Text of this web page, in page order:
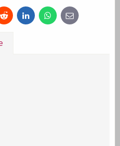
Reddit LinkedInWhatsApp
E-
mail